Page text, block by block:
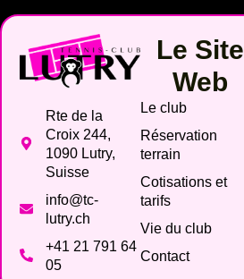
Rte de la
Croix 244,
1090 Lutry,
Suisse
info@tc-
lutry.ch
+41 21 791 64
05
Le Site
Web
Le club
Réservation
terrain
Cotisations et
tarifs
Vie du club
Contact